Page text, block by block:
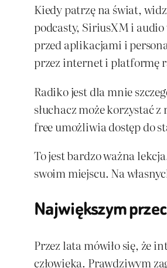
Kiedy patrzę na świat,
podcasty, SiriusXM i
przed aplikacjami i
przez internet i platformę
Radiko jest dla mnie
słuchacz może korzystać
free umożliwia dostęp do
To jest bardzo ważna
swoim miejscu. Na
Największym
Przez lata mówiło się, że
człowieka. Prawdziwym